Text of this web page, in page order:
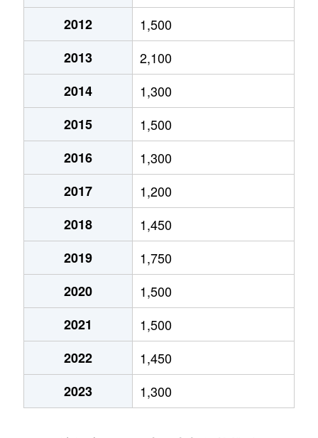
2,700万円
1,600万円
2,000万円
2,300万円
1,700万円
葉の木沢山
1,100万円
牧野林
4,400万円
牧野林
3,900万円
550万円
湯舟沢
730万円
湯舟沢
1,600万円
2012
1,500
2013
2,100
2014
1,300
2015
1,500
2016
1,300
2017
1,200
2018
1,450
2019
1,750
2020
1,500
2021
1,500
2022
1,450
2023
1,300